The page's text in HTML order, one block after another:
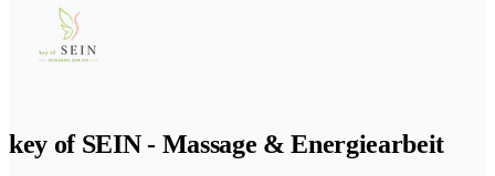
key of SEIN - Massage & Energiearbeit